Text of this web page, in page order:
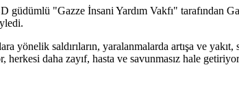
güdümlü "Gazze İnsani Yardım Vakfı" tarafından
yönelik saldırıların, yaralanmalarda artışa ve
herkesi daha zayıf, hasta ve savunmasız hale